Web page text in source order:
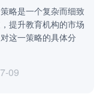
略是一个复杂而细致
提升教育机构的市场
这一策略的具体分
09